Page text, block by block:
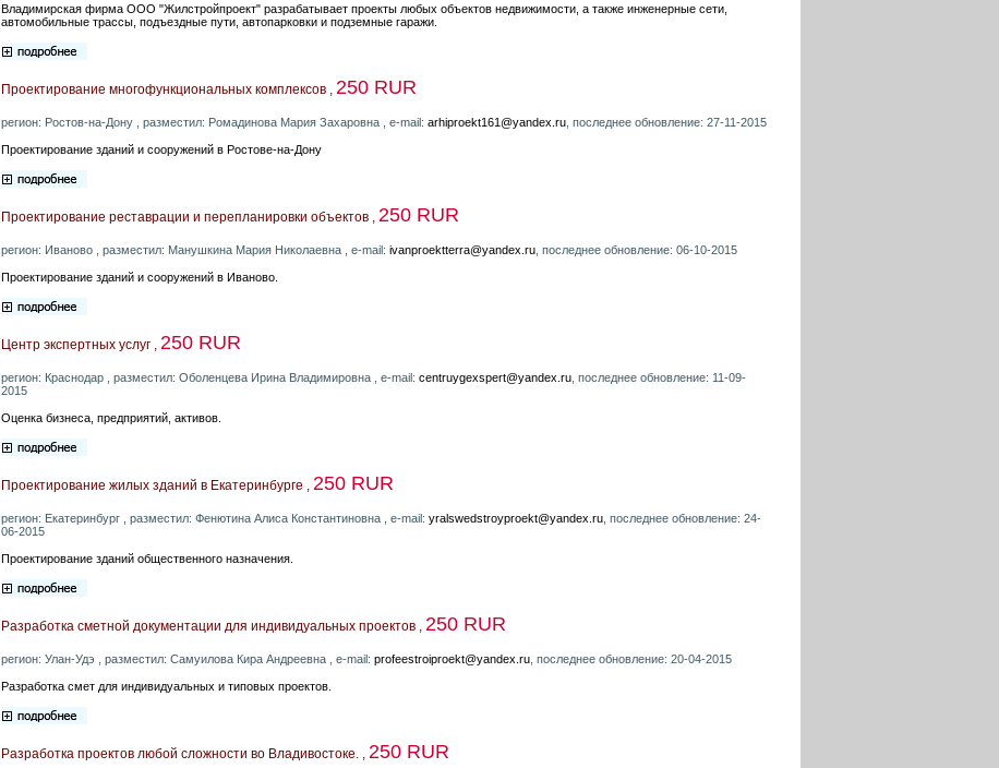
Владимирская фирма ООО "Жилстройпроект" разрабатывает проекты любых объектов недвижимости, а также инженерные сети,
автомобильные трассы, подъездные пути, автопарковки и подземные гаражи.
Проектирование многофункциональных комплексов , 250 RUR
регион: Ростов-на-Дону , разместил: Ромадинова Мария Захаровна , e-mail: arhiproekt161@yandex.ru , последнее обновление: 27-11-2015
Проектирование зданий и сооружений в Ростове-на-Дону
Проектирование реставрации и перепланировки объектов , 250 RUR
регион: Иваново , разместил: Манушкина Мария Николаевна , e-mail: ivanproektterra@yandex.ru , последнее обновление: 06-10-2015
Проектирование зданий и сооружений в Иваново.
Центр экспертных услуг , 250 RUR
регион: Краснодар , разместил: Оболенцева Ирина Владимировна , e-mail: centruygexspert@yandex.ru , последнее обновление: 11-09-
2015
Оценка бизнеса, предприятий, активов.
Проектирование жилых зданий в Екатеринбурге , 250 RUR
регион: Екатеринбург , разместил: Фенютина Алиса Константиновна , e-mail: yralswedstroyproekt@yandex.ru , последнее обновление: 24-
06-2015
Проектирование зданий общественного назначения.
Разработка сметной документации для индивидуальных проектов , 250 RUR
регион: Улан-Удэ , разместил: Самуилова Кира Андреевна , e-mail: profeestroiproekt@yandex.ru , последнее обновление: 20-04-2015
Разработка смет для индивидуальных и типовых проектов.
Разработка проектов любой сложности во Владивостоке. , 250 RUR